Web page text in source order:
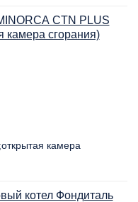
CTN PLUS
камера сгорания)
открытая камера
котел Фондиталь